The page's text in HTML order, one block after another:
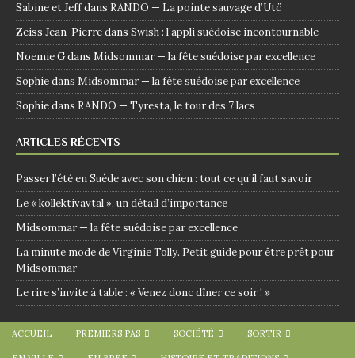
Sabine et Jeffdans RANDO — La pointe sauvage d’Utö
Zeiss Jean-Pierredans Swish : l’appli suédoise incontournable
Noemie Gdans Midsommar — la fête suédoise par excellence
Sophiedans Midsommar — la fête suédoise par excellence
Sophiedans RANDO — Tyresta, le tour des 7 lacs
ARTICLES RÉCENTS
Passer l’été en Suède avec son chien : tout ce qu’il faut savoir
Le « kollektivavtal », un détail d’importance
Midsommar — la fête suédoise par excellence
La minute mode de Virginie Tolly. Petit guide pour être prêt pour
Midsommar
Le rire s’invite à table : « Venez donc dîner ce soir ! »
ACCUEIL PREMIERS PAS SOCIÉTÉ SORTIR